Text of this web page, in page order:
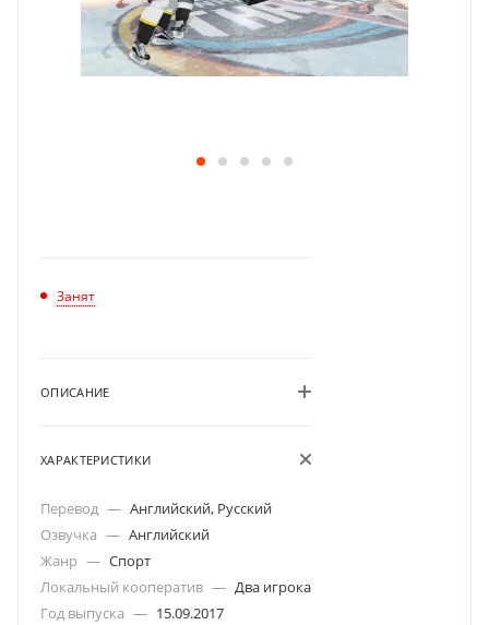
Занят
ОПИСАНИЕ
ХАРАКТЕРИСТИКИ
Перевод — Английский, Русский
Озвучка — Английский
Жанр — Спорт
Локальный кооператив — Два игрока
Год выпуска — 15.09.2017